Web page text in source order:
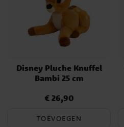
Disney Pluche Knuffel
Bambi 25 cm
Prijs:€ 26,90
€ 26,90
TOEVOEGEN